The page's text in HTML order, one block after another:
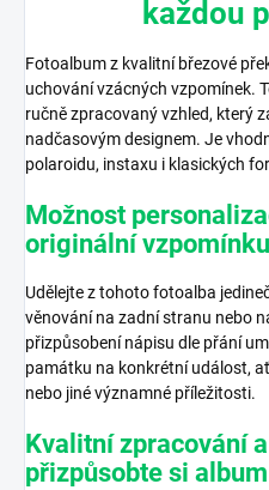
každou
Fotoalbum z kvalitní březové
uchování vzácných vzpomínek.
ručně zpracovaný vzhled, který
nadčasovým designem. Je
polaroidu, instaxu i klasických
Možnost
originální vzpomínku
Udělejte z tohoto fotoalba
věnování na zadní stranu nebo
přizpůsobení nápisu dle přání
památku na konkrétní událost,
nebo jiné významné příležitosti.
Kvalitní zpracování
přizpůsobte si